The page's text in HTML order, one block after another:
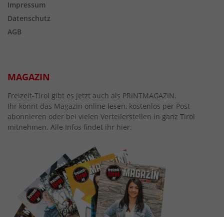
Impressum
Datenschutz
AGB
MAGAZIN
Freizeit-Tirol gibt es jetzt auch als PRINTMAGAZIN.
Ihr könnt das Magazin online lesen, kostenlos per Post
abonnieren oder bei vielen Verteilerstellen in ganz Tirol
mitnehmen. Alle Infos findet ihr hier: